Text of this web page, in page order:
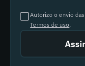
Autorizo o envio
Termos de uso.